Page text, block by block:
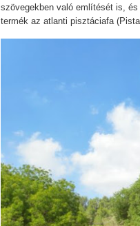
szövegekben való említését is,
termék az atlanti pisztáciafa